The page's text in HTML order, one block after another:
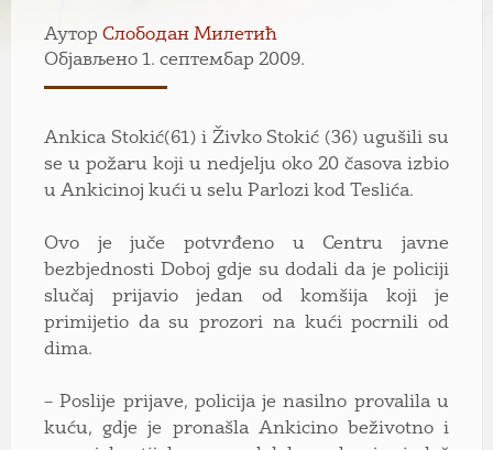
Аутор Слободан Милетић
Објављено 1. септембар 2009.
Ankica Stokić(61) i Živko Stokić (36) ugušili su
se u požaru koji u nedjelju oko 20 časova izbio
u Ankicinoj kući u selu Parlozi kod Teslića.
Ovo je juče potvrđeno u Centru javne
bezbjednosti Doboj gdje su dodali da je policiji
slučaj prijavio jedan od komšija koji je
primijetio da su prozori na kući pocrnili od
dima.
– Poslije prijave, policija je nasilno provalila u
kuću, gdje je pronašla Ankicino beživotno i